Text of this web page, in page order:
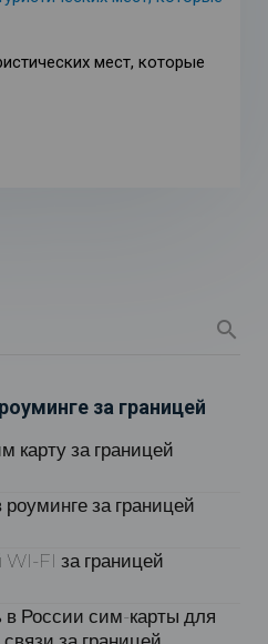
мест, которые
за границей
карту за границей
роуминге за границей
FI за границей
в России сим-карты для